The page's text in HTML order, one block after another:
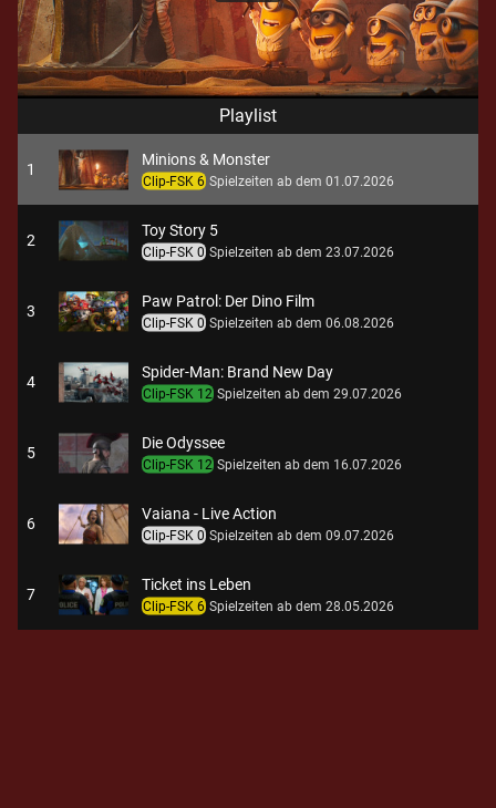
Playlist
1
Minions & Monster
Clip-FSK 6 Spielzeiten ab dem 01.07.2026
2
Toy Story 5
Clip-FSK 0 Spielzeiten ab dem 23.07.2026
3
Paw Patrol: Der Dino Film
Clip-FSK 0 Spielzeiten ab dem 06.08.2026
4
Spider-Man: Brand New Day
Clip-FSK 12 Spielzeiten ab dem 29.07.2026
5
Die Odyssee
Clip-FSK 12 Spielzeiten ab dem 16.07.2026
6
Vaiana - Live Action
Clip-FSK 0 Spielzeiten ab dem 09.07.2026
7
Ticket ins Leben
Clip-FSK 6 Spielzeiten ab dem 28.05.2026